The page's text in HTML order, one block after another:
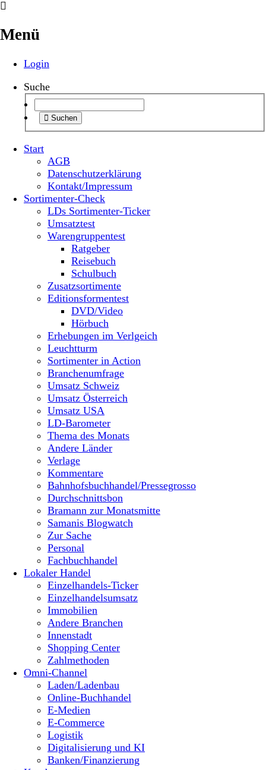
Menü
Login
Suche
Suchen
Start
AGB
Datenschutzerklärung
Kontakt/Impressum
Sortimenter-Check
LDs Sortimenter-Ticker
Umsatztest
Warengruppentest
Ratgeber
Reisebuch
Schulbuch
Zusatzsortimente
Editionsformentest
DVD/Video
Hörbuch
Erhebungen im Verlgeich
Leuchtturm
Sortimenter in Action
Branchenumfrage
Umsatz Schweiz
Umsatz Österreich
Umsatz USA
LD-Barometer
Thema des Monats
Andere Länder
Verlage
Kommentare
Bahnhofsbuchhandel/Pressegrosso
Durchschnittsbon
Bramann zur Monatsmitte
Samanis Blogwatch
Zur Sache
Personal
Fachbuchhandel
Lokaler Handel
Einzelhandels-Ticker
Einzelhandelsumsatz
Immobilien
Andere Branchen
Innenstadt
Shopping Center
Zahlmethoden
Omni-Channel
Laden/Ladenbau
Online-Buchhandel
E-Medien
E-Commerce
Logistik
Digitalisierung und KI
Banken/Finanzierung